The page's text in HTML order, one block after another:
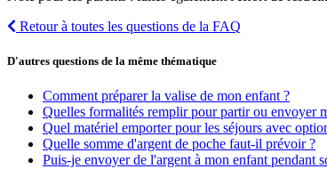
Retour à toutes les questions de la FAQ
D'autres questions de la même thématique
Comment préparer la valise de mon enfant ?
Quelles formalités remplir pour partir ou envoyer
Quel matériel emporter pour les séjours avec
Quelle somme d'argent de poche faut-il prévoir ?
Puis-je envoyer de l'argent à mon enfant pendant